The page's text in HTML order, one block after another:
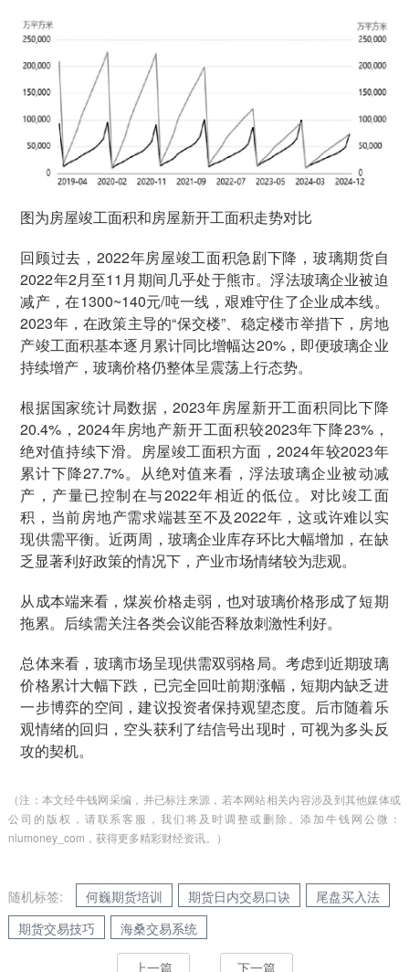
图为房屋竣工面积和房屋新开工面积走势对比
回顾过去，2022年房屋竣工面积急剧下降，玻璃期货自
2022年2月至11月期间几乎处于熊市。浮法玻璃企业被迫
减产，在1300~140元/吨一线，艰难守住了企业成本线。
2023年，在政策主导的“保交楼”、稳定楼市举措下，房地
产竣工面积基本逐月累计同比增幅达20%，即便玻璃企业
持续增产，玻璃价格仍整体呈震荡上行态势。
根据国家统计局数据，2023年房屋新开工面积同比下降
20.4%，2024年房地产新开工面积较2023年下降23%，
绝对值持续下滑。房屋竣工面积方面，2024年较2023年
累计下降27.7%。从绝对值来看，浮法玻璃企业被动减
产，产量已控制在与2022年相近的低位。对比竣工面
积，当前房地产需求端甚至不及2022年，这或许难以实
现供需平衡。近两周，玻璃企业库存环比大幅增加，在缺
乏显著利好政策的情况下，产业市场情绪较为悲观。
从成本端来看，煤炭价格走弱，也对玻璃价格形成了短期
拖累。后续需关注各类会议能否释放刺激性利好。
总体来看，玻璃市场呈现供需双弱格局。考虑到近期玻璃
价格累计大幅下跌，已完全回吐前期涨幅，短期内缺乏进
一步博弈的空间，建议投资者保持观望态度。后市随着乐
观情绪的回归，空头获利了结信号出现时，可视为多头反
攻的契机。
（注：本文经牛钱网采编，并已标注来源，若本网站相关内容涉及到其他媒体或
公司的版权，请联系客服，我们将及时调整或删除。添加牛钱网公微：
niumoney_com，获得更多精彩财经资讯。）
随机标签: 何巍期货培训 期货日内交易口诀
尾盘买入法
期货交易技巧
海桑交易系统
上一篇 下一篇